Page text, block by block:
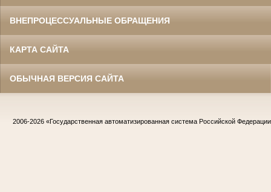
ВНЕПРОЦЕССУАЛЬНЫЕ ОБРАЩЕНИЯ
КАРТА САЙТА
ОБЫЧНАЯ ВЕРСИЯ САЙТА
2006-2026 «Государственная автоматизированная система Российской